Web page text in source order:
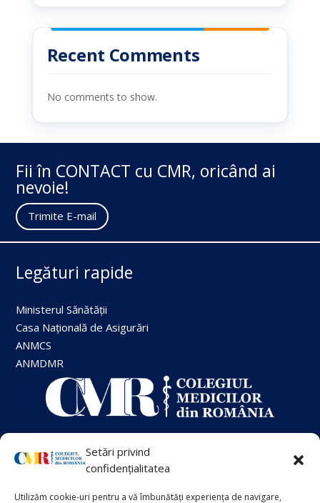
Setări privind
confidențialitatea
Utilizăm cookie-uri pentru a vă îmbunătăți experiența de navigare,
Recent Comments
No comments to show.
Fii în CONTACT cu CMR, oricând ai
nevoie!
Trimite E-mail
Legături rapide
Ministerul Sănătății
Casa Națională de Asigurări
ANMCS
ANMDMR
+40 21 413 88 00